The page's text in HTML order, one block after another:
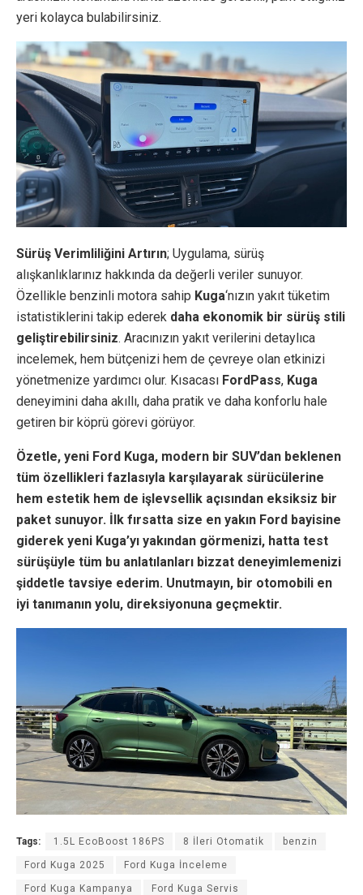
yeri kolayca bulabilirsiniz.
Sürüş Verimliliğini Artırın; Uygulama, sürüş
alışkanlıklarınız hakkında da değerli veriler sunuyor.
Özellikle benzinli motora sahip Kuga‘nızın yakıt tüketim
istatistiklerini takip ederek daha ekonomik bir sürüş stili
geliştirebilirsiniz. Aracınızın yakıt verilerini detaylıca
incelemek, hem bütçenizi hem de çevreye olan etkinizi
yönetmenize yardımcı olur. Kısacası FordPass, Kuga
deneyimini daha akıllı, daha pratik ve daha konforlu hale
getiren bir köprü görevi görüyor.
Özetle, yeni Ford Kuga, modern bir SUV’dan beklenen
tüm özellikleri fazlasıyla karşılayarak sürücülerine
hem estetik hem de işlevsellik açısından eksiksiz bir
paket sunuyor. İlk fırsatta size en yakın Ford bayisine
giderek yeni Kuga’yı yakından görmenizi, hatta test
sürüşüyle tüm bu anlatılanları bizzat deneyimlemenizi
şiddetle tavsiye ederim. Unutmayın, bir otomobili en
iyi tanımanın yolu, direksiyonuna geçmektir.
Tags: 1.5L EcoBoost 186PS 8 İleri Otomatik benzin
Ford Kuga 2025 Ford Kuga İnceleme
Ford Kuga Kampanya Ford Kuga Servis